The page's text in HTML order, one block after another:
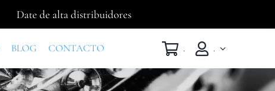
Date de alta distribuidores
BLOG CONTACTO . .